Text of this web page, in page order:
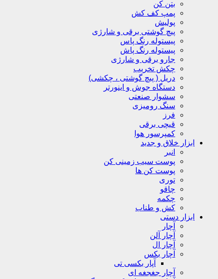
بتن کن
پمپ کف کش
پولیش
پیچ گوشتی برقی و شارژی
پیستوله رنگ پاس
پیستوله رنگ پاش
جارو برقی و شارژی
چکش تخریب
دریل ( پیچ گوشتی ، چکشی)
دستگاه جوش و اینورتر
سشوار صنعتی
سنگ رومیزی
فرز
قیچی برقی
کمپرسور هوا
ابزار خلاق و جدید
انبر
پوست سیب زمینی کن
پوست کن ها
توری
چاقو
چکمه
کش و طناب
ابزار دستی
آچار
آچار آلن
آچار ال
آچار بکس
آپار بکسی تی
آچار جغجغه ای